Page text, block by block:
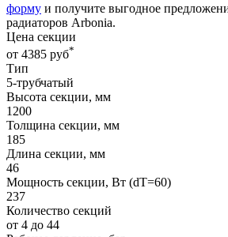
форму и получите выгодное
радиаторов Arbonia.
Цена секции
от 4385 руб*
Тип
5-трубчатый
Высота секции, мм
1200
Толщина секции, мм
185
Длина секции, мм
46
Мощность секции, Вт (dT=60)
237
Количество секций
от 4 до 44